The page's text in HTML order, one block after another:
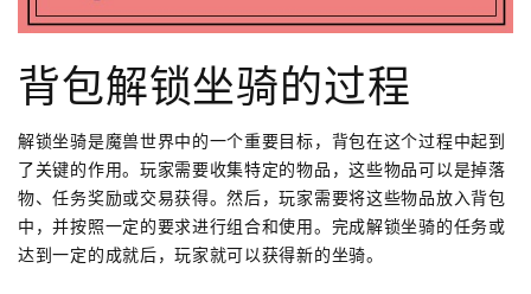
背包解锁坐骑的过程
解锁坐骑是魔兽世界中的一个重要目标，背包在这个过程中起到
了关键的作用。玩家需要收集特定的物品，这些物品可以是掉落
物、任务奖励或交易获得。然后，玩家需要将这些物品放入背包
中，并按照一定的要求进行组合和使用。完成解锁坐骑的任务或
达到一定的成就后，玩家就可以获得新的坐骑。